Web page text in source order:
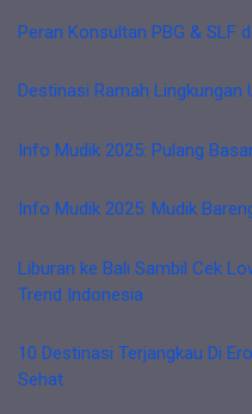
Peran Konsultan PBG & SLF
Destinasi Ramah Lingkungan
Info Mudik 2025: Pulang
Info Mudik 2025: Mudik
Liburan ke Bali Sambil Cek
Trend Indonesia
10 Destinasi Terjangkau Di
Sehat